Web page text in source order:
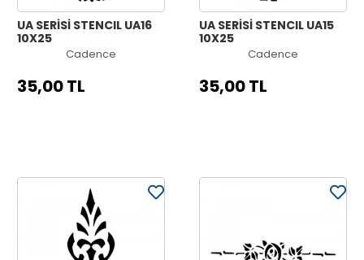
UA SERİSİ STENCIL UA16
10X25
Cadence
35,00 TL
UA SERİSİ STENCIL UA15
10X25
Cadence
35,00 TL